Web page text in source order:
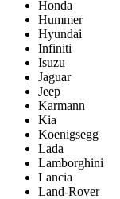
Honda
Hummer
Hyundai
Infiniti
Isuzu
Jaguar
Jeep
Karmann
Kia
Koenigsegg
Lada
Lamborghini
Lancia
Land-Rover